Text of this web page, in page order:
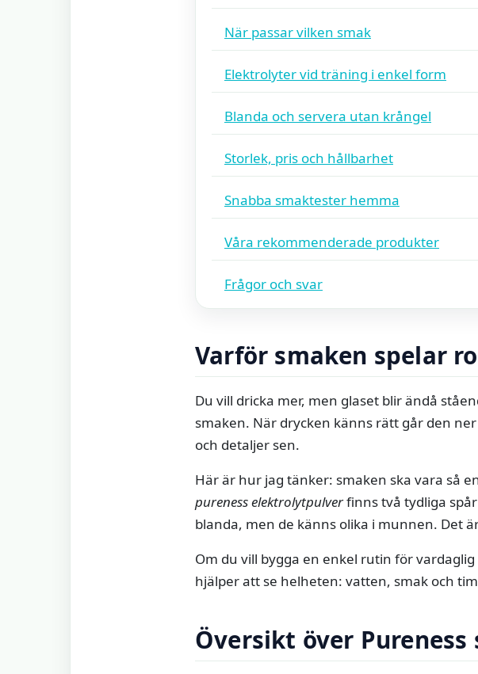
När passar vilken smak
Elektrolyter vid träning i enkel form
Blanda och servera utan krångel
Storlek, pris och hållbarhet
Snabba smaktester hemma
Våra rekommenderade produkter
Frågor och svar
Varför smaken spelar
Du vill dricka mer, men glaset blir ändå
smaken. När drycken känns rätt går den
och detaljer sen.
Här är hur jag tänker: smaken ska vara så
pureness elektrolytpulverfinns två tydliga
blanda, men de känns olika i munnen. Det
Om du vill bygga en enkel rutin för
hjälper att se helheten: vatten, smak och
Översikt över Pureness